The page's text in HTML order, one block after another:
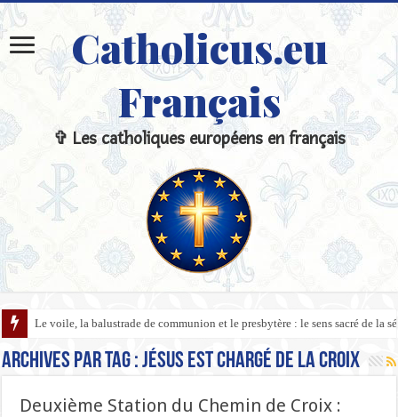
Catholicus.eu
Français
✞ Les catholiques européens en français
Le voile, la balustrade de communion et le presbytère : le sens sacré de la
Archives par tag :Jésus est chargé de la Croix
Deuxième Station du Chemin de Croix :